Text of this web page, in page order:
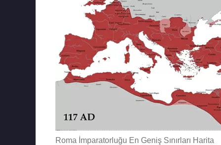
Roma İmparatorluğu En Geniş Sınırları Harita